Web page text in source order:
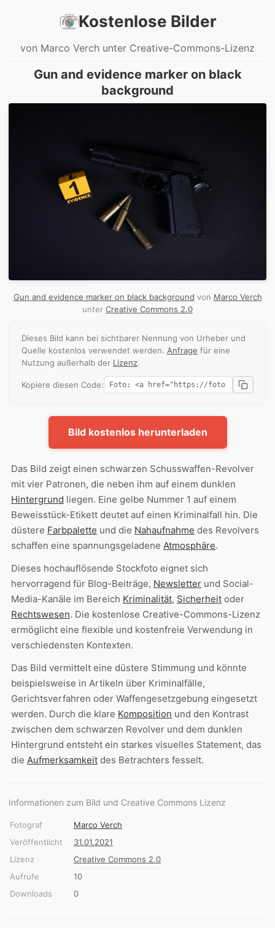
Kostenlose Bilder
von Marco Verch unter Creative-Commons-Lizenz
Gun and evidence marker on black
background
Gun and evidence marker on black background von Marco Verch
unter Creative Commons 2.0
Dieses Bild kann bei sichtbarer Nennung von Urheber und
Quelle kostenlos verwendet werden. Anfrage für eine
Nutzung außerhalb der Lizenz.
Kopiere diesen Code:
Bild kostenlos herunterladen
Das Bild zeigt einen schwarzen Schusswaffen-Revolver
mit vier Patronen, die neben ihm auf einem dunklen
Hintergrund liegen. Eine gelbe Nummer 1 auf einem
Beweisstück-Etikett deutet auf einen Kriminalfall hin. Die
düstere Farbpalette und die Nahaufnahme des Revolvers
schaffen eine spannungsgeladene Atmosphäre.
Dieses hochauflösende Stockfoto eignet sich
hervorragend für Blog-Beiträge, Newsletter und Social-
Media-Kanäle im Bereich Kriminalität, Sicherheit oder
Rechtswesen. Die kostenlose Creative-Commons-Lizenz
ermöglicht eine flexible und kostenfreie Verwendung in
verschiedensten Kontexten.
Das Bild vermittelt eine düstere Stimmung und könnte
beispielsweise in Artikeln über Kriminalfälle,
Gerichtsverfahren oder Waffengesetzgebung eingesetzt
werden. Durch die klare Komposition und den Kontrast
zwischen dem schwarzen Revolver und dem dunklen
Hintergrund entsteht ein starkes visuelles Statement, das
die Aufmerksamkeit des Betrachters fesselt.
Informationen zum Bild und Creative Commons Lizenz
Fotograf
Marco Verch
Veröffentlicht
31.01.2021
Lizenz
Creative Commons 2.0
Aufrufe
10
Downloads
0